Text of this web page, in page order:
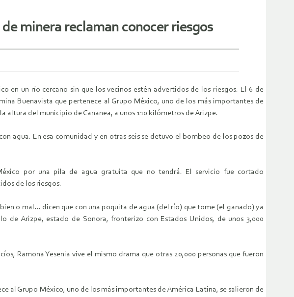
minera reclaman conocer riesgos
en un río cercano sin que los vecinos estén advertidos de los riesgos. El 6 de
Buenavista que pertenece al Grupo México, uno de los más importantes de
altura del municipio de Cananea, a unos 110 kilómetros de Arizpe.
agua. En esa comunidad y en otras seis se detuvo el bombeo de los pozos de
por una pila de agua gratuita que no tendrá. El servicio fue cortado
de los riesgos.
bien o mal… dicen que con una poquita de agua (del río) que tome (el ganado) ya
de Arizpe, estado de Sonora, fronterizo con Estados Unidos, de unos 3,000
Ramona Yesenia vive el mismo drama que otras 20,000 personas que fueron
al Grupo México, uno de los más importantes de América Latina, se salieron de